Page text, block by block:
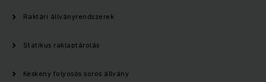
Raktári állványrendszerek
Statikus raklaptárolás
Keskeny folyosós soros állvány